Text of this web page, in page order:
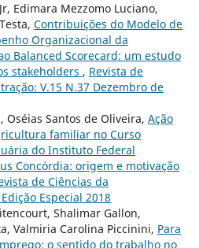
Edimara Mezzomo Luciano,
Contribuições do Modelo de
Organizacional da
Balanced Scorecard: um estudo
stakeholders , Revista de
V.15 N.37 Dezembro de
Oséias Santos de Oliveira, Ação
familiar no Curso
do Instituto Federal
Concórdia: origem e motivação
de Ciências da
Especial 2018
Shalimar Gallon,
Valmiria Carolina Piccinini, Para
o sentido do trabalho no